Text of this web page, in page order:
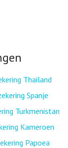
Thailand
Spanje
Turkmenistan
Kameroen
Papoea